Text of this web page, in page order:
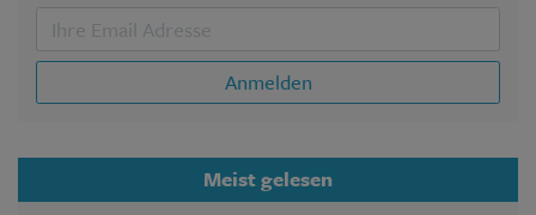
Anmelden
Meist gelesen